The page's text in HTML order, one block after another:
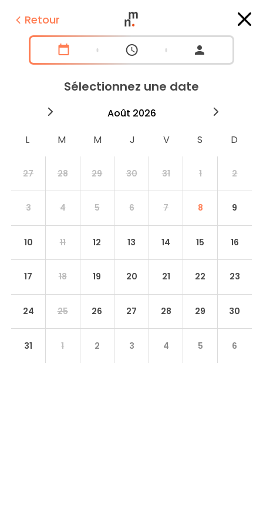
Retour
Sélectionnez une date
août 2026
27 28 29 30 31 1 2
3 4 5 6 7 8 9
10 11 12 13 14 15 16
17 18 19 20 21 22 23
24 25 26 27 28 29 30
31 1 2 3 4 5 6